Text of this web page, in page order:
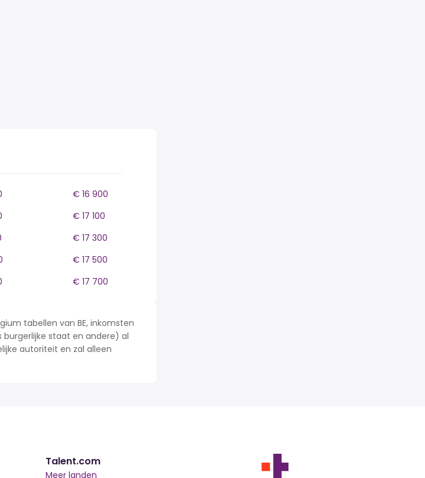
€ 16 900
€ 17 100
€ 17 300
€ 17 500
€ 17 700
tabellen van BE, inkomsten
burgerlijke staat en andere) al
autoriteit en zal alleen
Talent.com
Meer landen